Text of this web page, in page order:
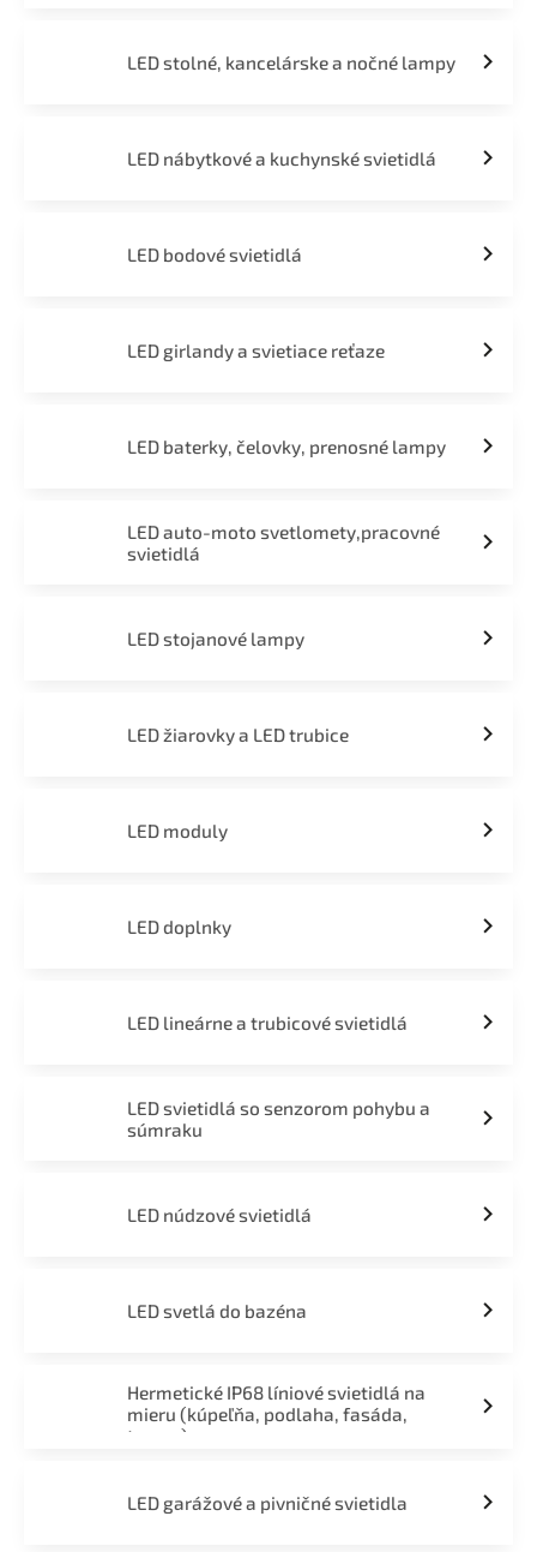
LED stolné, kancelárske a nočné lampy
LED nábytkové a kuchynské svietidlá
LED bodové svietidlá
LED girlandy a svietiace reťaze
LED baterky, čelovky, prenosné lampy
LED auto-moto svetlomety,pracovné
svietidlá
LED stojanové lampy
LED žiarovky a LED trubice
LED moduly
LED doplnky
LED lineárne a trubicové svietidlá
LED svietidlá so senzorom pohybu a
súmraku
LED núdzové svietidlá
LED svetlá do bazéna
Hermetické IP68 líniové svietidlá na
mieru (kúpeľňa, podlaha, fasáda,
terasa)
LED garážové a pivničné svietidla